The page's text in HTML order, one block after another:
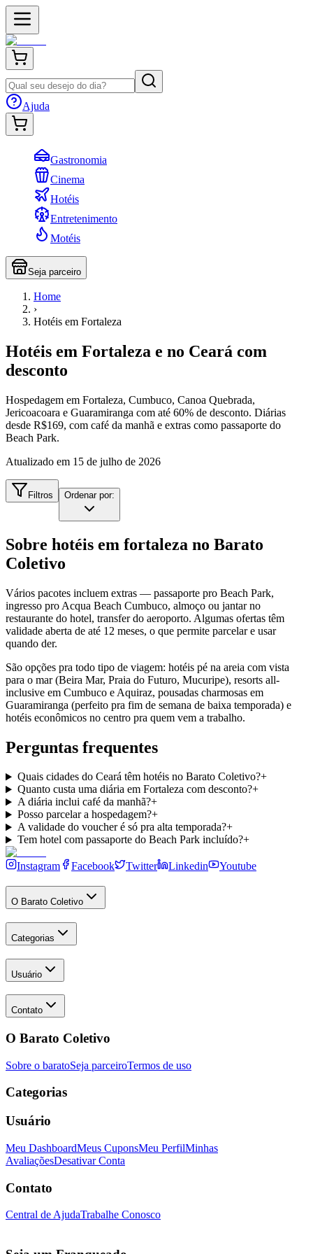
Ajuda
Gastronomia
Cinema
Hotéis
Entretenimento
Motéis
Seja parceiro
Home
›
Hotéis em Fortaleza
Hotéis em Fortaleza e no Ceará com
desconto
Hospedagem em Fortaleza, Cumbuco, Canoa Quebrada,
Jericoacoara e Guaramiranga com até 60% de desconto. Diárias
desde R$169, com café da manhã e extras como passaporte do
Beach Park.
Atualizado em 15 de julho de 2026
Filtros Ordenar por:
Sobre hotéis em fortaleza no Barato
Coletivo
Vários pacotes incluem extras — passaporte pro Beach Park,
ingresso pro Acqua Beach Cumbuco, almoço ou jantar no
restaurante do hotel, transfer do aeroporto. Algumas ofertas têm
validade aberta de até 12 meses, o que permite parcelar e usar
quando der.
São opções pra todo tipo de viagem: hotéis pé na areia com vista
para o mar (Beira Mar, Praia do Futuro, Mucuripe), resorts all-
inclusive em Cumbuco e Aquiraz, pousadas charmosas em
Guaramiranga (perfeito pra fim de semana de baixa temporada) e
hotéis econômicos no centro pra quem vem a trabalho.
Perguntas frequentes
Quais cidades do Ceará têm hotéis no Barato Coletivo?+
Quanto custa uma diária em Fortaleza com desconto?+
A diária inclui café da manhã?+
Posso parcelar a hospedagem?+
A validade do voucher é só pra alta temporada?+
Tem hotel com passaporte do Beach Park incluído?+
Instagram Facebook Twitter Linkedin Youtube
O Barato Coletivo
Categorias
Usuário
Contato
O Barato Coletivo
Sobre o baratoSeja parceiroTermos de uso
Categorias
Usuário
Meu DashboardMeus CuponsMeu PerfilMinhas
AvaliaçõesDesativar Conta
Contato
Central de AjudaTrabalhe Conosco